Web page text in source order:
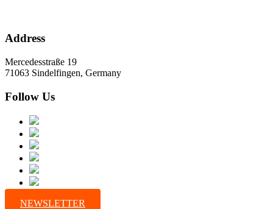
Address
Mercedesstraße 19
71063 Sindelfingen, Germany
Follow Us
NEWSLETTER